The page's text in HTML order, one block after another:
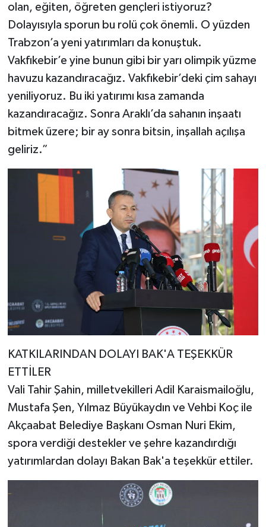
olan, eğiten, öğreten gençleri istiyoruz?
Dolayısıyla sporun bu rolü çok önemli. O yüzden
Trabzon’a yeni yatırımları da konuştuk.
Vakfıkebir’e yine bunun gibi bir yarı olimpik yüzme
havuzu kazandıracağız. Vakfıkebir’deki çim sahayı
yeniliyoruz. Bu iki yatırımı kısa zamanda
kazandıracağız. Sonra Araklı’da sahanın inşaatı
bitmek üzere; bir ay sonra bitsin, inşallah açılışa
geliriz.”
KATKILARINDAN DOLAYI BAK'A TEŞEKKÜR
ETTİLER
Vali Tahir Şahin, milletvekilleri Adil Karaismailoğlu,
Mustafa Şen, Yılmaz Büyükaydın ve Vehbi Koç ile
Akçaabat Belediye Başkanı Osman Nuri Ekim,
spora verdiği destekler ve şehre kazandırdığı
yatırımlardan dolayı Bakan Bak'a teşekkür ettiler.